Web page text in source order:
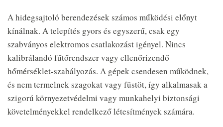
A hidegsajtoló berendezések számos működési előnyt
kínálnak. A telepítés gyors és egyszerű, csak egy
szabványos elektromos csatlakozást igényel. Nincs
kalibrálandó fűtőrendszer vagy ellenőrizendő
hőmérséklet-szabályozás. A gépek csendesen működnek,
és nem termelnek szagokat vagy füstöt, így alkalmasak a
szigorú környezetvédelmi vagy munkahelyi biztonsági
követelményekkel rendelkező létesítmények számára.